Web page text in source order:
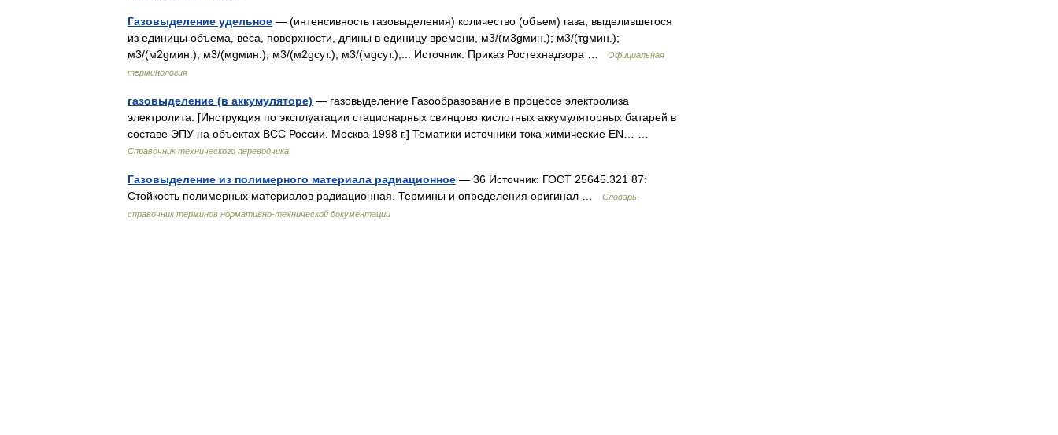
Газовыделение удельное — (интенсивность газовыделения) количество (объем) газа, выделившегося
из единицы объема, веса, поверхности, длины в единицу времени, м3/(м3gмин.); м3/(тgмин.);
м3/(м2gмин.); м3/(мgмин.); м3/(м2gсут.); м3/(мgсут.);... Источник: Приказ Ростехнадзора …
Официальная
терминология
газовыделение (в аккумуляторе) — газовыделение Газообразование в процессе электролиза
электролита. [Инструкция по эксплуатации стационарных свинцово кислотных аккумуляторных батарей в
составе ЭПУ на объектах ВСС России. Москва 1998 г.] Тематики источники тока химические EN… …
Справочник технического переводчика
Газовыделение из полимерного материала радиационное — 36 Источник: ГОСТ 25645.321 87:
Стойкость полимерных материалов радиационная. Термины и определения оригинал …
Словарь-
справочник терминов нормативно-технической документации